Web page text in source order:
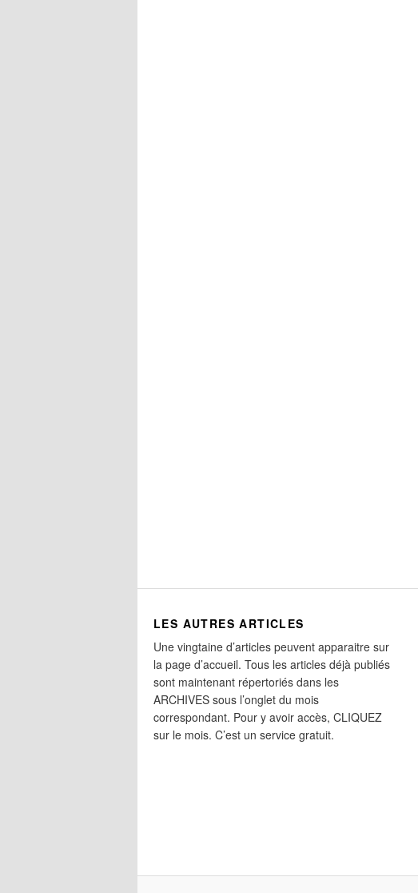
LES AUTRES ARTICLES
Une vingtaine d’articles peuvent apparaitre sur
la page d’accueil. Tous les articles déjà publiés
sont maintenant répertoriés dans les
ARCHIVES sous l’onglet du mois
correspondant. Pour y avoir accès, CLIQUEZ
sur le mois. C’est un service gratuit.